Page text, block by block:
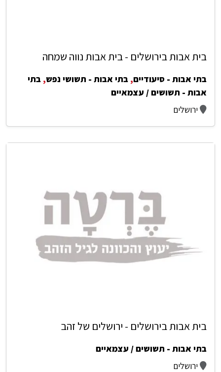
בית אבות בירושלים - בית אבות נווה שמחה
בתי אבות - סיעודיים, בתי אבות - תשושי נפש, בתי
אבות - תשושים / עצמאיים
ירושלים
בית אבות בירושלים - ירושלים של זהב
בתי אבות - תשושים / עצמאיים
ירושלים